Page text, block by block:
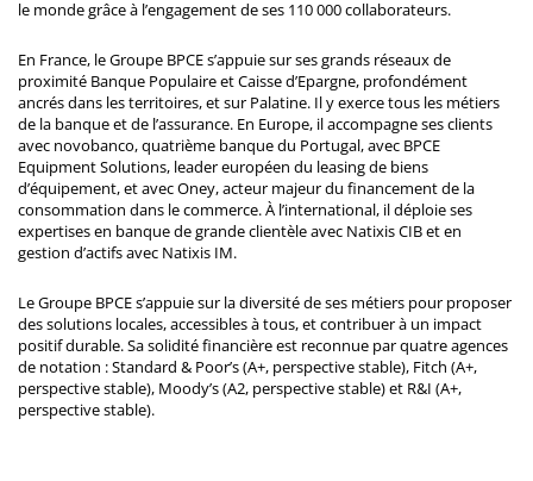
le monde grâce à l’engagement de ses 110 000 collaborateurs.
En France, le Groupe BPCE s’appuie sur ses grands réseaux de
proximité Banque Populaire et Caisse d’Epargne, profondément
ancrés dans les territoires, et sur Palatine. Il y exerce tous les métiers
de la banque et de l’assurance. En Europe, il accompagne ses clients
avec novobanco, quatrième banque du Portugal, avec BPCE
Equipment Solutions, leader européen du leasing de biens
d’équipement, et avec Oney, acteur majeur du financement de la
consommation dans le commerce. À l’international, il déploie ses
expertises en banque de grande clientèle avec Natixis CIB et en
gestion d’actifs avec Natixis IM.
Le Groupe BPCE s’appuie sur la diversité de ses métiers pour proposer
des solutions locales, accessibles à tous, et contribuer à un impact
positif durable. Sa solidité financière est reconnue par quatre agences
de notation : Standard & Poor’s (A+, perspective stable), Fitch (A+,
perspective stable), Moody’s (A2, perspective stable) et R&I (A+,
perspective stable).